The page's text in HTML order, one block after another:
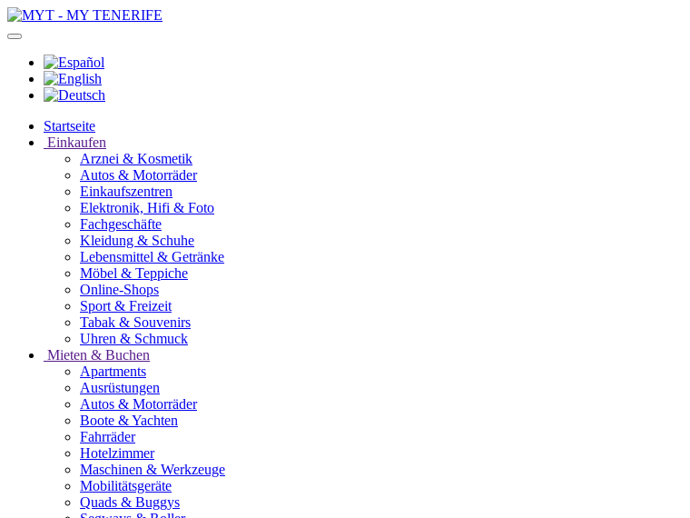
Startseite
Einkaufen
Arznei & Kosmetik
Autos & Motorräder
Einkaufszentren
Elektronik, Hifi & Foto
Fachgeschäfte
Kleidung & Schuhe
Lebensmittel & Getränke
Möbel & Teppiche
Online-Shops
Sport & Freizeit
Tabak & Souvenirs
Uhren & Schmuck
Mieten & Buchen
Apartments
Ausrüstungen
Autos & Motorräder
Boote & Yachten
Fahrräder
Hotelzimmer
Maschinen & Werkzeuge
Mobilitätsgeräte
Quads & Buggys